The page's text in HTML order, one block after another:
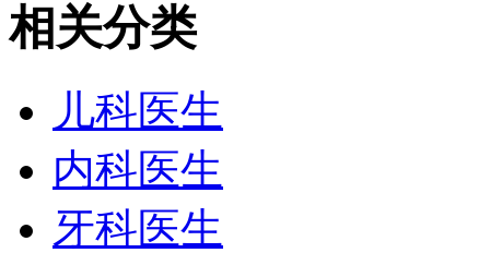
相关分类
儿科医生
内科医生
牙科医生